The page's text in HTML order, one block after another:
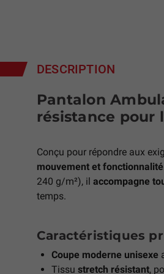
DESCRIPTION
Pantalon
résistance pour
Conçu pour répondre aux
mouvement et
240 g/m²), il accompagne
temps.
Caractéristiques
Coupe moderne unisexe
Tissu stretch résistant,